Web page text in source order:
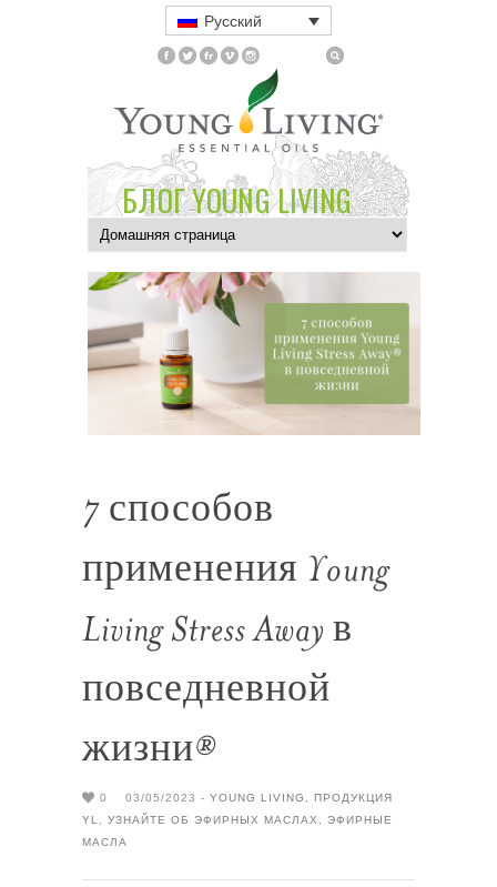
Русский
БЛОГ YOUNG LIVING
7 способов
применения Young
Living Stress Away в
повседневной
жизни®
0 03/05/2023 - YOUNG LIVING , ПРОДУКЦИЯ
YL, УЗНАЙТЕ ОБ ЭФИРНЫХ МАСЛАХ , ЭФИРНЫЕ
МАСЛА